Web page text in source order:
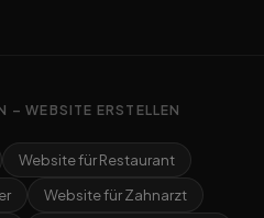
– WEBSITE ERSTELLEN
Website für Restaurant
Website für Zahnarzt